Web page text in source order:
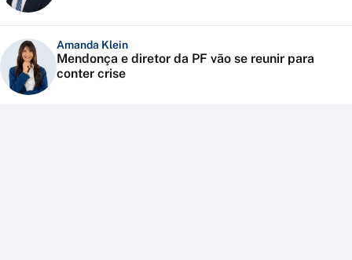
Amanda Klein
Mendonça e diretor da PF vão se reunir para
conter crise